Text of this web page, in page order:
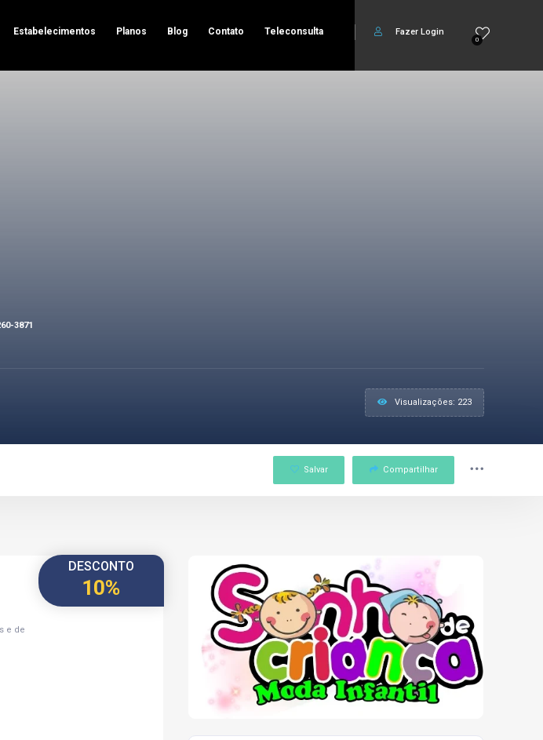
0
Fazer Login
Estabelecimentos Planos Blog Contato Teleconsulta
3871
Visualizações: 223
Salvar Compartilhar
DESCONTO
10%
e de